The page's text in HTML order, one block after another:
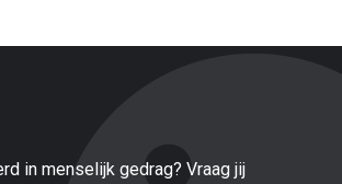
in menselijk gedrag? Vraag jij